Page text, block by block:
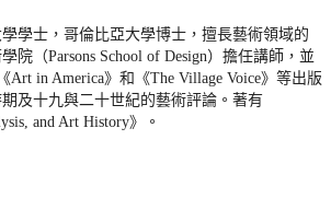
士，哥倫比亞大學博士，擅長藝術領域的
院（Parsons School of Design）擔任講師，並
Art in America》和《The Village Voice》等出版
及十九與二十世紀的藝術評論。著有
and Art History》。